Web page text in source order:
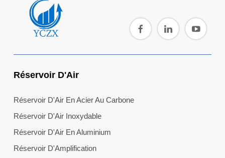
Réservoir D'Air
Réservoir D'Air En Acier Au Carbone
Réservoir D'Air Inoxydable
Réservoir D'Air En Aluminium
Réservoir D'Amplification